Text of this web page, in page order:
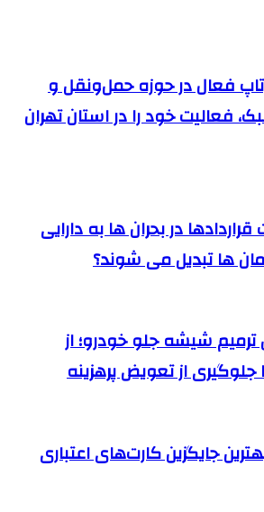
فعال در حوزه حمل‌ونقل و
فعالیت خود را در استان تهران
در بحران ها به دارایی
ها تبدیل می شوند؟
ترمیم شیشه جلو خودرو؛ از
از تعویض پرهزینه
جایگزین کارت‌های اعتباری